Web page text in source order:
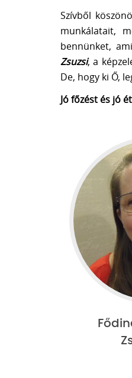
Szívből
munkálatait,
bennünket,
Zsuzsi, a
De, hogy ki Ő,
Jó főzést és jó